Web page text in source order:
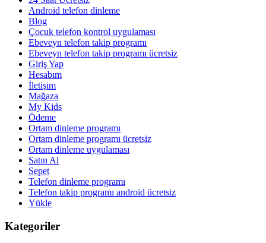
Android telefon dinleme
Blog
Çocuk telefon kontrol uygulaması
Ebeveyn telefon takip programı
Ebeveyn telefon takip programı ücretsiz
Giriş Yap
Hesabım
İletişim
Mağaza
My Kids
Ödeme
Ortam dinleme programı
Ortam dinleme programı ücretsiz
Ortam dinleme uygulaması
Satın Al
Sepet
Telefon dinleme programı
Telefon takip programı android ücretsiz
Yükle
Kategoriler